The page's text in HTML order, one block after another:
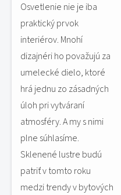
Osvetlenie nie je iba
praktický prvok
interiérov. Mnohí
dizajnéri ho považujú za
umelecké dielo, ktoré
hrá jednu zo zásadných
úloh pri vytváraní
atmosféry. A my s nimi
plne súhlasíme.
Sklenené lustre budú
patriť v tomto roku
medzi trendy v bytových